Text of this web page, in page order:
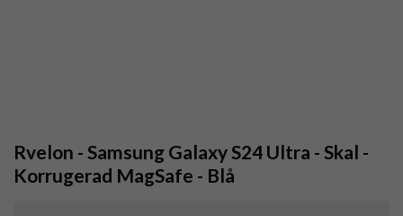
Rvelon - Samsung Galaxy S24 Ultra - Skal -
Korrugerad MagSafe - Blå